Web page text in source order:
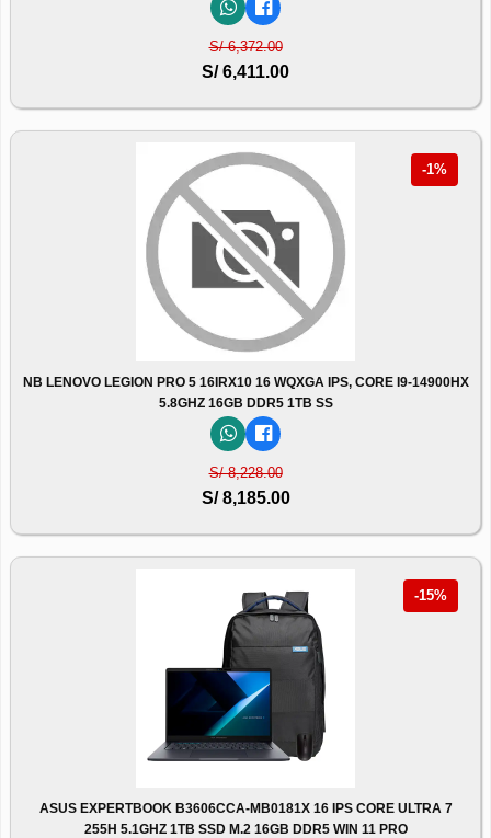
S/ 6,372.00
S/ 6,411.00
-1%
NB LENOVO LEGION PRO 5 16IRX10 16 WQXGA IPS, CORE I9-14900HX
5.8GHZ 16GB DDR5 1TB SS
S/ 8,228.00
S/ 8,185.00
-15%
ASUS EXPERTBOOK B3606CCA-MB0181X 16 IPS CORE ULTRA 7
255H 5.1GHZ 1TB SSD M.2 16GB DDR5 WIN 11 PRO